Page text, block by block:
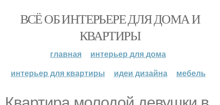
ВСЁ ОБ ИНТЕРЬЕРЕ ДЛЯ ДОМА И
КВАРТИРЫ
главная
интерьер для дома
интерьер для квартиры
идеи дизайна мебель